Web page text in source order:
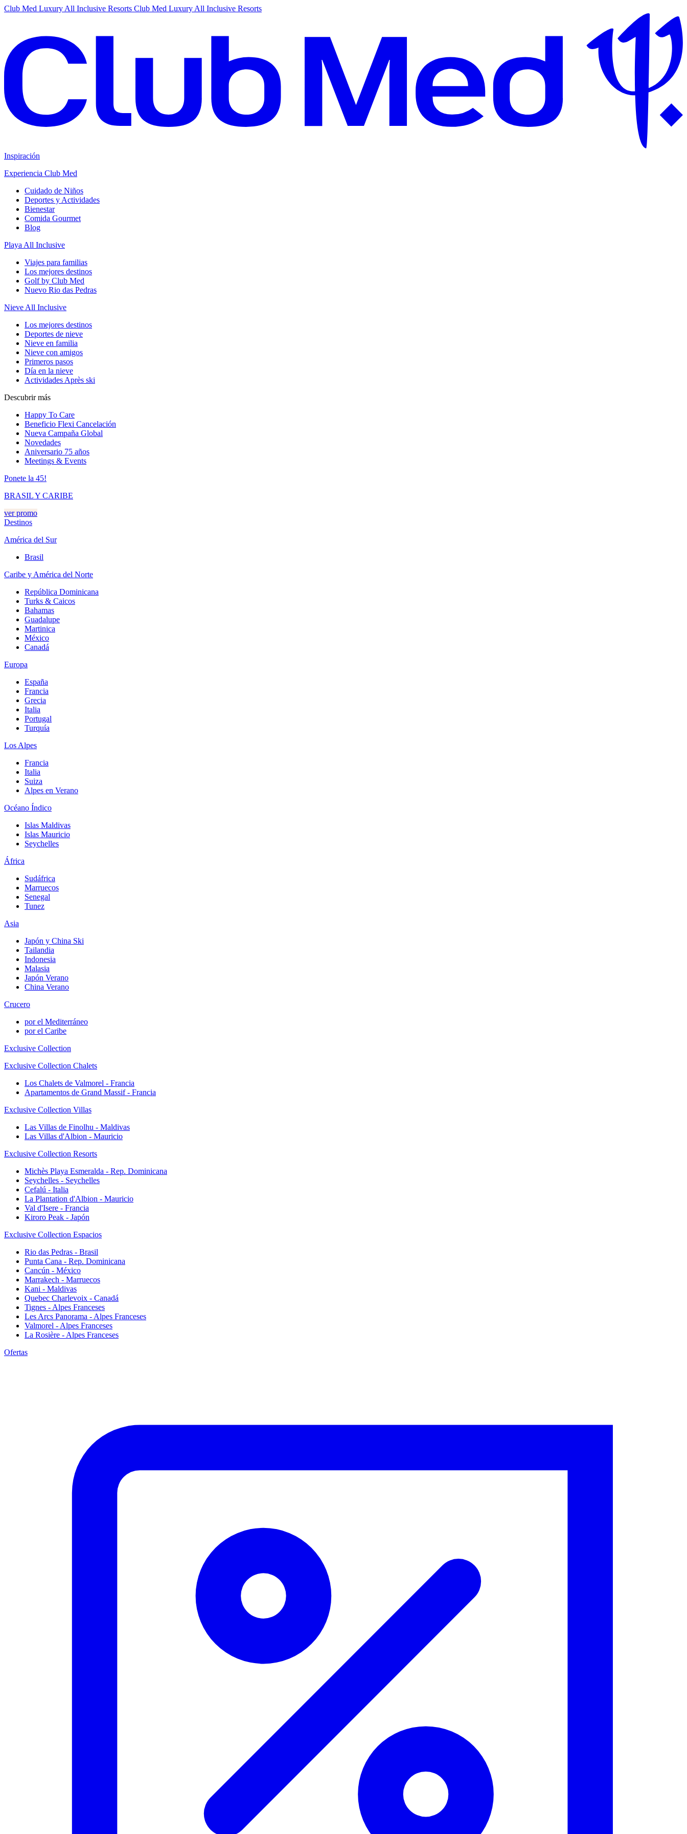
Club Med Luxury All Inclusive Resorts Club Med Luxury All Inclusive Resorts
Inspiración
Experiencia Club Med
Cuidado de Niños
Deportes y Actividades
Bienestar
Comida Gourmet
Blog
Playa All Inclusive
Viajes para familias
Los mejores destinos
Golf by Club Med
Nuevo Rio das Pedras
Nieve All Inclusive
Los mejores destinos
Deportes de nieve
Nieve en familia
Nieve con amigos
Primeros pasos
Día en la nieve
Actividades Après ski
Descubrir más
Happy To Care
Beneficio Flexi Cancelación
Nueva Campaña Global
Novedades
Aniversario 75 años
Meetings & Events
Ponete la 45!
BRASIL Y CARIBE
ver promo
Destinos
América del Sur
Brasil
Caribe y América del Norte
República Dominicana
Turks & Caicos
Bahamas
Guadalupe
Martinica
México
Canadá
Europa
España
Francia
Grecia
Italia
Portugal
Turquía
Los Alpes
Francia
Italia
Suiza
Alpes en Verano
Océano Índico
Islas Maldivas
Islas Mauricio
Seychelles
África
Sudáfrica
Marruecos
Senegal
Tunez
Asia
Japón y China Ski
Tailandia
Indonesia
Malasia
Japón Verano
China Verano
Crucero
por el Mediterráneo
por el Caribe
Exclusive Collection
Exclusive Collection Chalets
Los Chalets de Valmorel - Francia
Apartamentos de Grand Massif - Francia
Exclusive Collection Villas
Las Villas de Finolhu - Maldivas
Las Villas d'Albion - Mauricio
Exclusive Collection Resorts
Michès Playa Esmeralda - Rep. Dominicana
Seychelles - Seychelles
Cefalú - Italia
La Plantation d'Albion - Mauricio
Val d'Isere - Francia
Kiroro Peak - Japón
Exclusive Collection Espacios
Rio das Pedras - Brasil
Punta Cana - Rep. Dominicana
Cancún - México
Marrakech - Marruecos
Kani - Maldivas
Quebec Charlevoix - Canadá
Tignes - Alpes Franceses
Les Arcs Panorama - Alpes Franceses
Valmorel - Alpes Franceses
La Rosière - Alpes Franceses
Ofertas